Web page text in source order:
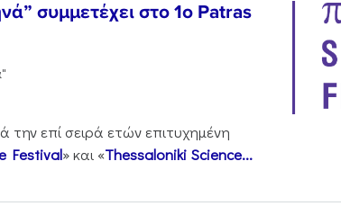
συμμετέχει στο 1o Patras
την επί σειρά ετών επιτυχημένη
Festival» και «Thessaloniki Science...